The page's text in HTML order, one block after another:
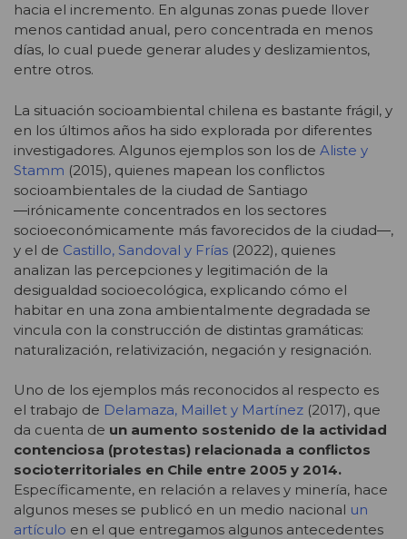
hacia el incremento. En algunas zonas puede llover
menos cantidad anual, pero concentrada en menos
días, lo cual puede generar aludes y deslizamientos,
entre otros.
La situación socioambiental chilena es bastante frágil, y
en los últimos años ha sido explorada por diferentes
investigadores. Algunos ejemplos son los de Aliste y
Stamm (2015), quienes mapean los conflictos
socioambientales de la ciudad de Santiago
―irónicamente concentrados en los sectores
socioeconómicamente más favorecidos de la ciudad―,
y el de Castillo, Sandoval y Frías (2022), quienes
analizan las percepciones y legitimación de la
desigualdad socioecológica, explicando cómo el
habitar en una zona ambientalmente degradada se
vincula con la construcción de distintas gramáticas:
naturalización, relativización, negación y resignación.
Uno de los ejemplos más reconocidos al respecto es
el trabajo de Delamaza, Maillet y Martínez (2017), que
da cuenta de un aumento sostenido de la actividad
contenciosa (protestas) relacionada a conflictos
socioterritoriales en Chile entre 2005 y 2014.
Específicamente, en relación a relaves y minería, hace
algunos meses se publicó en un medio nacional un
artículo en el que entregamos algunos antecedentes